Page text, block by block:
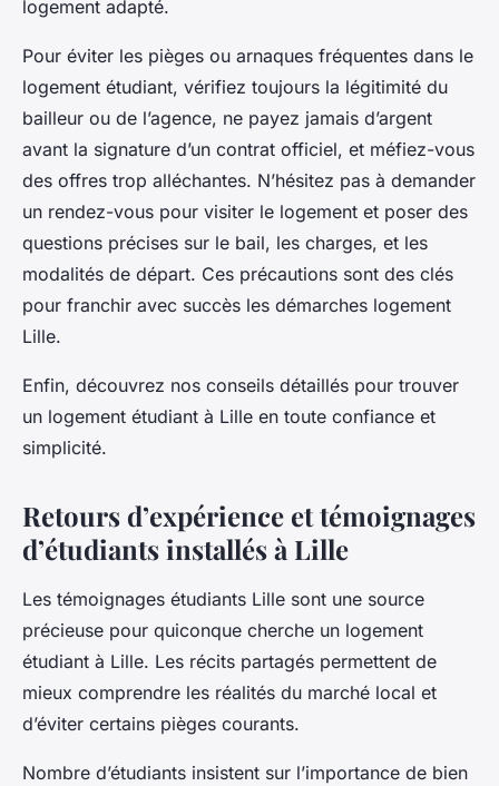
logement adapté.
Pour éviter les pièges ou arnaques fréquentes dans le
logement étudiant, vérifiez toujours la légitimité du
bailleur ou de l’agence, ne payez jamais d’argent
avant la signature d’un contrat officiel, et méfiez-vous
des offres trop alléchantes. N’hésitez pas à demander
un rendez-vous pour visiter le logement et poser des
questions précises sur le bail, les charges, et les
modalités de départ. Ces précautions sont des clés
pour franchir avec succès les démarches logement
Lille.
Enfin, découvrez nos conseils détaillés pour trouver
un logement étudiant à Lille en toute confiance et
simplicité.
Retours d’expérience et témoignages
d’étudiants installés à Lille
Les témoignages étudiants Lille sont une source
précieuse pour quiconque cherche un logement
étudiant à Lille. Les récits partagés permettent de
mieux comprendre les réalités du marché local et
d’éviter certains pièges courants.
Nombre d’étudiants insistent sur l’importance de bien